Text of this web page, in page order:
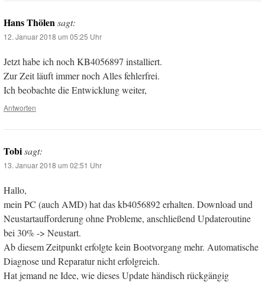
Hans Thölensagt:
12. Januar 2018 um 05:25 Uhr
Jetzt habe ich noch KB4056897 installiert.
Zur Zeit läuft immer noch Alles fehlerfrei.
Ich beobachte die Entwicklung weiter,
Antworten
Tobisagt:
13. Januar 2018 um 02:51 Uhr
Hallo,
mein PC (auch AMD) hat das kb4056892 erhalten. Download und
Neustartaufforderung ohne Probleme, anschließend Updateroutine
bei 30% -> Neustart.
Ab diesem Zeitpunkt erfolgte kein Bootvorgang mehr. Automatische
Diagnose und Reparatur nicht erfolgreich.
Hat jemand ne Idee, wie dieses Update händisch rückgängig